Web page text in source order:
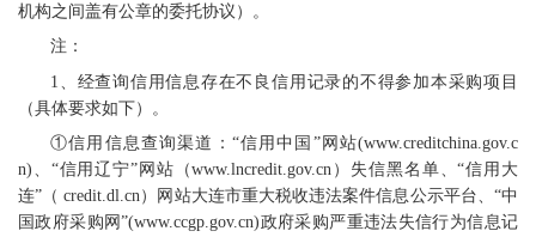
机构之间盖有公章的委托协议）。
注：
1、经查询信用信息存在不良信用记录的不得参加本采购项目
（具体要求如下）。
①信用信息查询渠道：“信用中国”网站(www.creditchina.gov.c
n)、“信用辽宁”网站（www.lncredit.gov.cn）失信黑名单、“信用大
连”（ credit.dl.cn）网站大连市重大税收违法案件信息公示平台、“中
国政府采购网”(www.ccgp.gov.cn)政府采购严重违法失信行为信息记